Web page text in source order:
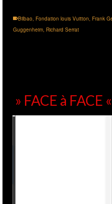
Bilbao, Fondation louis Vuitton, Frank
Guggenheim, Richard Serrat
» FACE à FACE «